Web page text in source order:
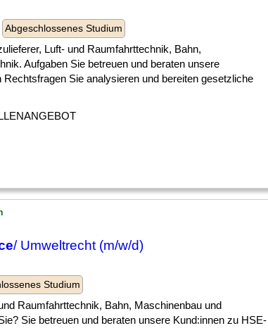
Abgeschlossenes Studium
Luft- und Raumfahrttechnik, Bahn,
Aufgaben Sie betreuen und beraten unsere
Sie analysieren und bereiten gesetzliche
/ Umweltrecht (m/w/d)
Studium
Raumfahrttechnik, Bahn, Maschinenbau und
Sie betreuen und beraten unsere Kund:innen zu HSE-